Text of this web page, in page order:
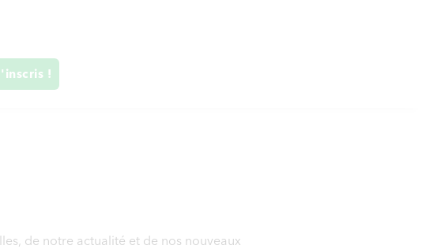
!
de notre actualité et de nos nouveaux